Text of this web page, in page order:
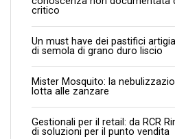
critico
Un must have dei pastifici
di semola di grano duro liscio
Mister Mosquito: la
lotta alle zanzare
Gestionali per il retail: da RCR
di soluzioni per il punto vendita